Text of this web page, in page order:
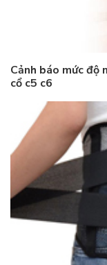
Cảnh báo mức độ
cổ c5 c6